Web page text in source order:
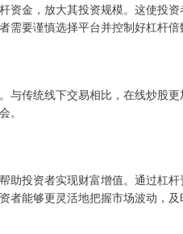
资金，放大其投资规模。这使投
要谨慎选择平台并控制好杠杆倍
与传统线下交易相比，在线炒股
。
助投资者实现财富增值。通过杠
能够更灵活地把握市场波动，及